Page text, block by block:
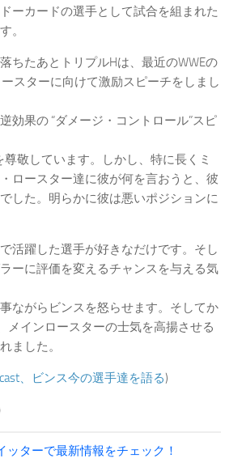
ーカードの選手として試合を組まれた
。
ちたあとトリプルHは、最近のWWEの
スターに向けて激励スピーチをしまし
効果の “ダメージ・コントロール”スピ
尊敬しています。しかし、特に長くミ
ロースター達に彼が何を言おうと、彼
した。明らかに彼は悪いポジションに
活躍した選手が好きなだけです。そし
ーに評価を変えるチャンスを与える気
ながらビンスを怒らせます。そしてか
メインロースターの士気を高揚させる
ました。
、ビンス今の選手達を語る)
ッターで最新情報をチェック！